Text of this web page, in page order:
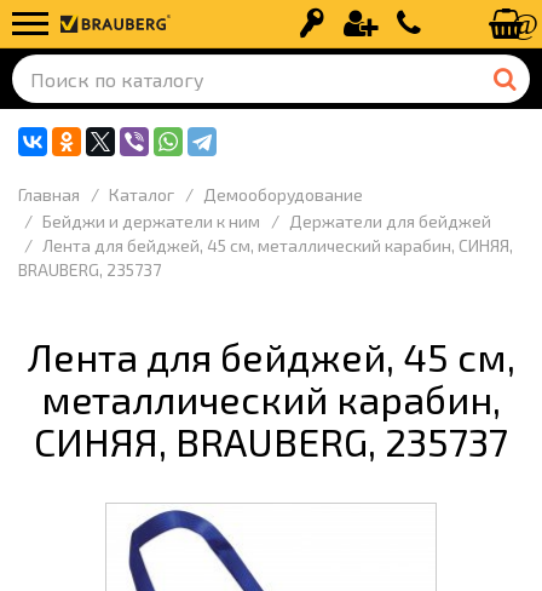
Вход Регистрация+7 (499) 110-
Главная Каталог
Демооборудование
Бейджи и держатели к ним
Держатели для бейджей
Лента для бейджей, 45 см, металлический карабин, СИНЯЯ,
BRAUBERG, 235737
Лента для бейджей, 45 см,
металлический карабин,
СИНЯЯ, BRAUBERG, 235737